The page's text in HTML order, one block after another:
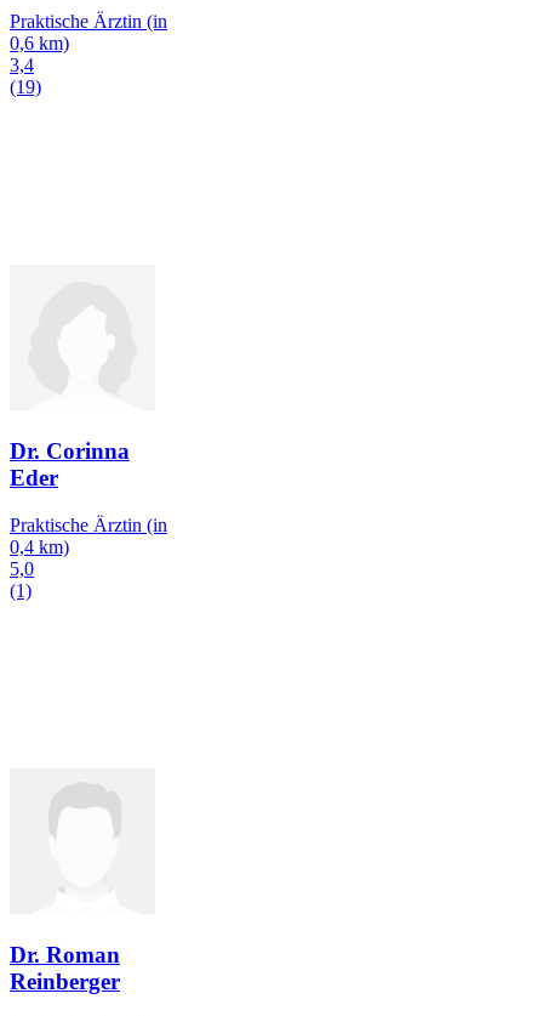
Praktische Ärztin (in
0,6 km)
3,4
(19)
Dr. Corinna
Eder
Praktische Ärztin (in
0,4 km)
5,0
(1)
Dr. Roman
Reinberger